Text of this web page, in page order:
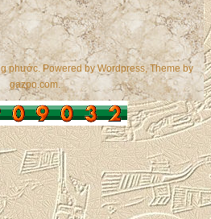
phước. Powered byWordpress, Theme by
gazpo.com.